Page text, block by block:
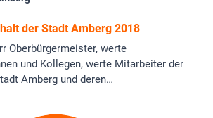
der Stadt Amberg 2018
Oberbürgermeister, werte
und Kollegen, werte Mitarbeiter der
Amberg und deren…